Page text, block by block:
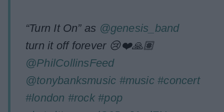
“Turn It On” as @genesis_band
turn it off forever 😢❤️🙏🏽
@PhilCollinsFeed
@tonybanksmusic #music #concert
#london #rock #pop